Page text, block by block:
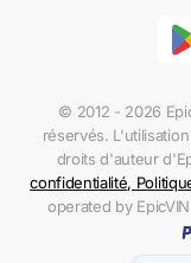
© 2012 - 2026
réservés.
droits d'auteur
confidentialité,
operated by